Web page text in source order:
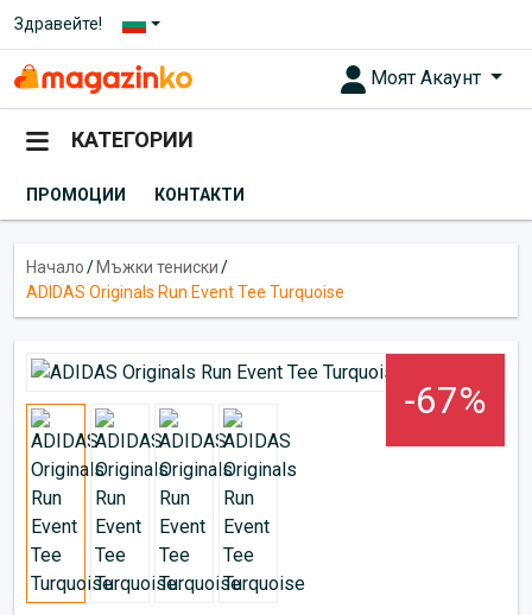
Здравейте!
Моят Акаунт
КАТЕГОРИИ
ПРОМОЦИИ КОНТАКТИ
Начало/ Мъжки тениски/
ADIDAS Originals Run Event Tee Turquoise
-67%